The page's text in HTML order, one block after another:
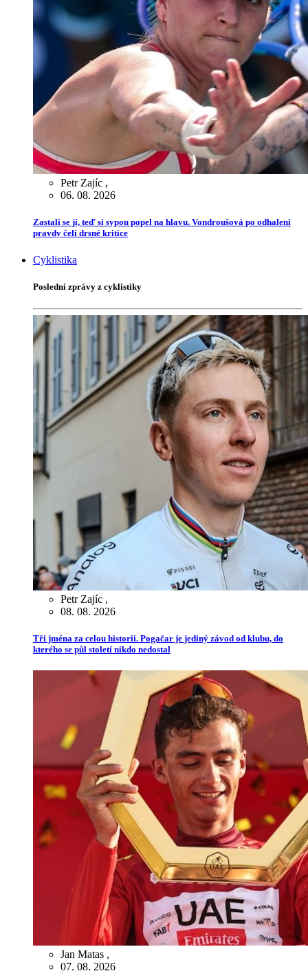
Petr Zajíc ,
06. 08. 2026
Zastali se jí, teď si sypou popel na hlavu. Vondroušová po odhalení
pravdy čelí drsné kritice
Cyklistika
Poslední zprávy z cyklistiky
Petr Zajíc ,
08. 08. 2026
Tři jména za celou historii. Pogačar je jediný závod od klubu, do
kterého se půl století nikdo nedostal
Jan Matas ,
07. 08. 2026